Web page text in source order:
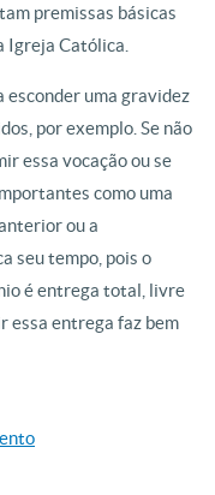
premissas básicas
Igreja Católica.
esconder uma gravidez
por exemplo. Se não
essa vocação ou se
como uma
ou a
seu tempo, pois o
é entrega total, livre
essa entrega faz bem